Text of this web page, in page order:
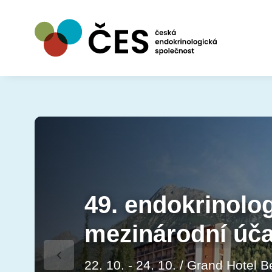
49.
mezinárodní
22. 10. - 24. 10. / Grand Hotel
49.
mezinárodní
22. 10. - 24. 10. / Grand Hotel
‹